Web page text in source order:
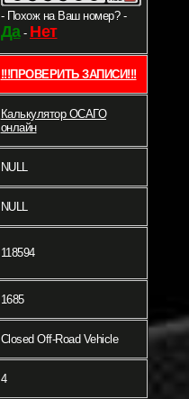
- Похож на Ваш номер? -
Да- Нет
!!!ПРОВЕРИТЬ ЗАПИСИ!!!
Калькулятор ОСАГО
онлайн
NULL
NULL
118594
1685
Closed Off-Road Vehicle
4